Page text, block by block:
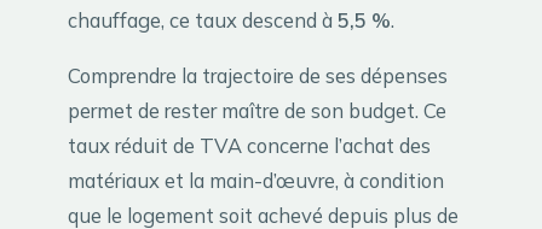
chauffage, ce taux descend à5,5 %.
Comprendre la trajectoire de ses dépenses
permet de rester maître de son budget. Ce
taux réduit de TVA concerne l’achat des
matériaux et la main-d’œuvre, à condition
que le logement soit achevé depuis plus de